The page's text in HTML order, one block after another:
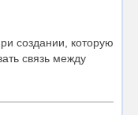
создании, которую
связь между